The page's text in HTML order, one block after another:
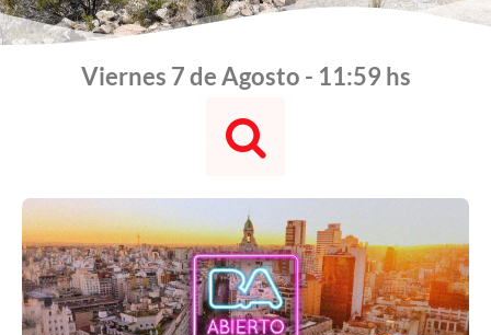
Viernes 7 de Agosto - 11:59 hs